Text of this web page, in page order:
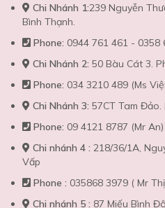
Chi Nhánh 1:239 Nguyễn
Bình Thạnh.
Phone: 0944 761 461 - 0358
Chi Nhánh 2: 50 Bàu Cát 3.
Phone: 034 3210 489 (Ms
Chi Nhánh 3: 57CT Tam Đảo.
Phone: 09 4121 8787 (Mr An)
Chi nhánh 4 : 218/36/1A,
Vấp
Phone : 035868 3979 ( Mr
Chi nhánh 5 : 87 Miếu Bình